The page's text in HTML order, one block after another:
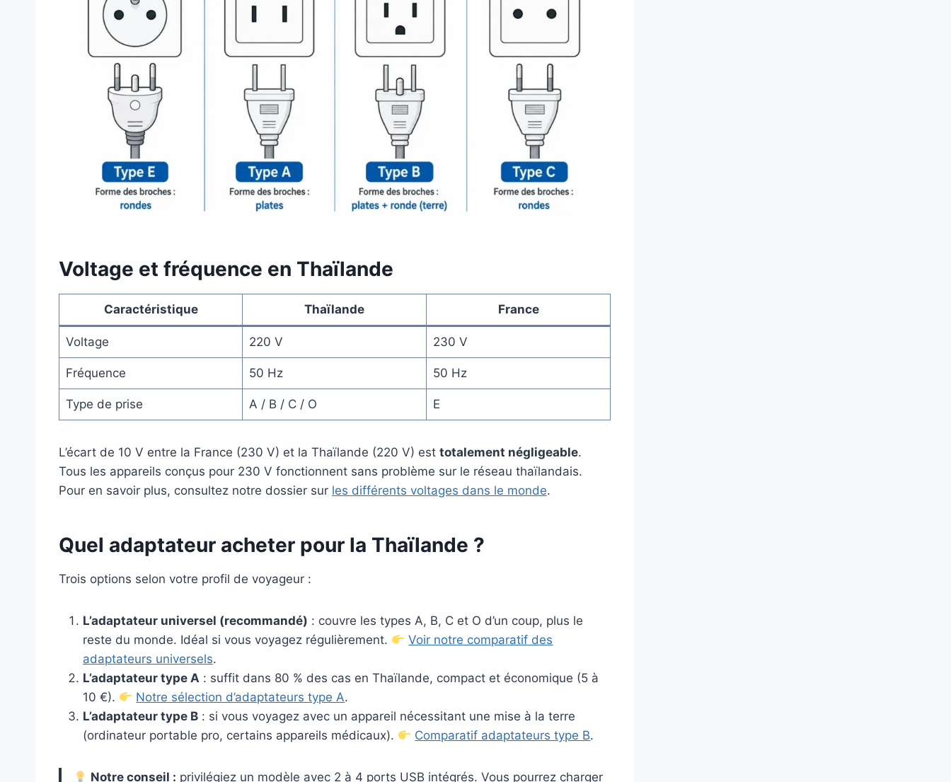
Voltage et fréquence en Thaïlande
Caractéristique Thaïlande France
Voltage 220 V 230 V
Fréquence 50 Hz 50 Hz
Type de prise A / B / C / O E
L’écart de 10 V entre la France (230 V) et la Thaïlande (220 V) est totalement négligeable.
Tous les appareils conçus pour 230 V fonctionnent sans problème sur le réseau thaïlandais.
Pour en savoir plus, consultez notre dossier sur les différents voltages dans le monde.
Quel adaptateur acheter pour la Thaïlande ?
Trois options selon votre profil de voyageur :
L’adaptateur universel (recommandé) : couvre les types A, B, C et O d’un coup, plus le
reste du monde. Idéal si vous voyagez régulièrement.
Voir notre comparatif des
adaptateurs universels.
L’adaptateur type A : suffit dans 80 % des cas en Thaïlande, compact et économique (5 à
10 €).
Notre sélection d’adaptateurs type A.
L’adaptateur type B : si vous voyagez avec un appareil nécessitant une mise à la terre
(ordinateur portable pro, certains appareils médicaux).
Comparatif adaptateurs type B.
Notre conseil : privilégiez un modèle avec 2 à 4 ports USB intégrés. Vous pourrez charger